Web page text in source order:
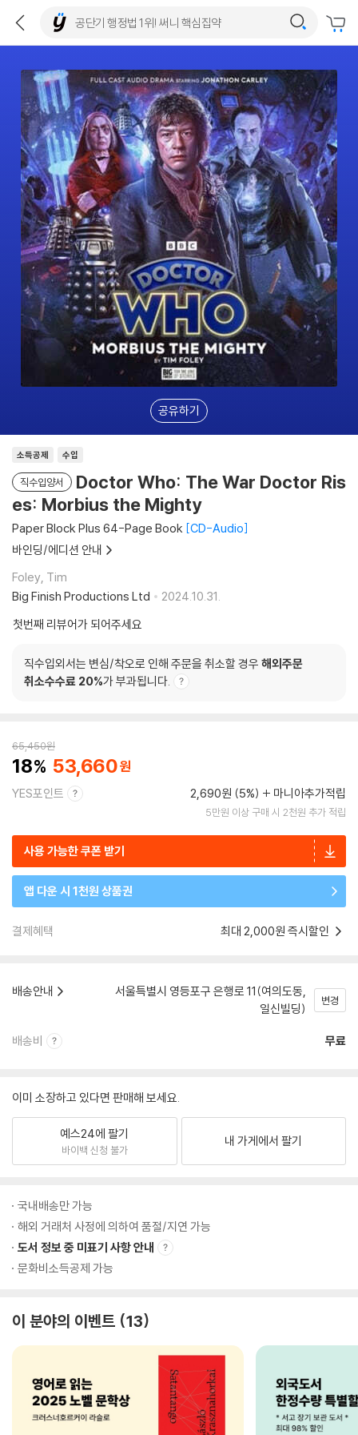
공유하기
소득공제 수입
직수입양서
Doctor Who: The War Doctor Ris
es: Morbius the Mighty
Paper Block Plus 64-Page Book CD-Audio
바인딩/에디션 안내
Foley, Tim
Big Finish Productions Ltd
2024.10.31.
첫번째 리뷰어가 되어주세요
직수입외서는 변심/착오로 인해 주문을 취소할 경우 해외주문
취소수수료 20%가 부과됩니다.
65,450원
18 53,660
YES포인트 2,690원 (5%) 마니아추가적립
5만원 이상 구매 시 2천원 추가 적립
사용 가능한 쿠폰 받기
앱 다운 시 1천원 상품권
결제혜택 최대 2,000원 즉시할인
배송안내
서울특별시 영등포구 은행로 11(여의도동,
일신빌딩)
변경
배송비 무료
이미 소장하고 있다면 판매해 보세요.
예스24에 팔기
바이백 신청 불가
내 가게에서 팔기
국내배송만 가능
해외 거래처 사정에 의하여 품절/지연 가능
도서 정보 중 미표기 사항 안내
문화비소득공제 가능
이 분야의 이벤트 13